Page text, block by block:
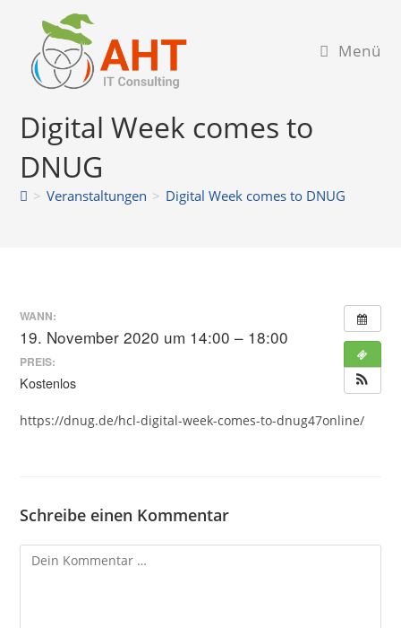
springen
Menü
Digital Week comes to
DNUG
> Veranstaltungen > Digital Week comes to DNUG
WANN:
19. November 2020 um 14:00 – 18:00
PREIS:
Kostenlos
https://dnug.de/hcl-digital-week-comes-to-dnug47online/
Schreibe einen Kommentar
Kommentar